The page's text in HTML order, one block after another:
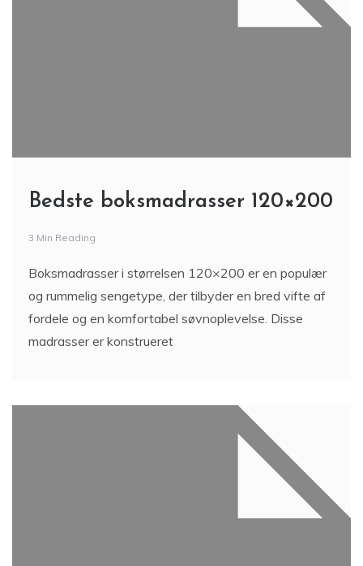
Bedste boksmadrasser 120×200
3 Min Reading
Boksmadrasser i størrelsen 120×200 er en populær
og rummelig sengetype, der tilbyder en bred vifte af
fordele og en komfortabel søvnoplevelse. Disse
madrasser er konstrueret